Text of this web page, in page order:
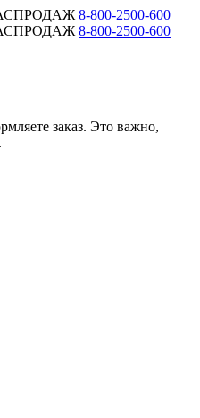
8-800-2500-600
8-800-2500-600
заказ. Это важно,